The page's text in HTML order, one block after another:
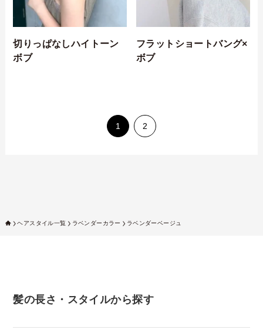
切りっぱなしハイトーン
ボブ
フラットショートバング×
ボブ
1 2
ヘアスタイル一覧 ラベンダーカラー ラベンダーベージュ
髪の長さ・スタイルから探す